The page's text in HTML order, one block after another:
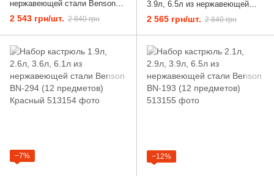
нержавеющей стали Benson
BN-291 (10 предметов)
2 543 грн/шт. 2 840 грн
3.9л, 6.5л из нержавеющей
стали Benson BN-295 (10
предметов)
2 565 грн/шт. 2 840 грн
−7% −12%